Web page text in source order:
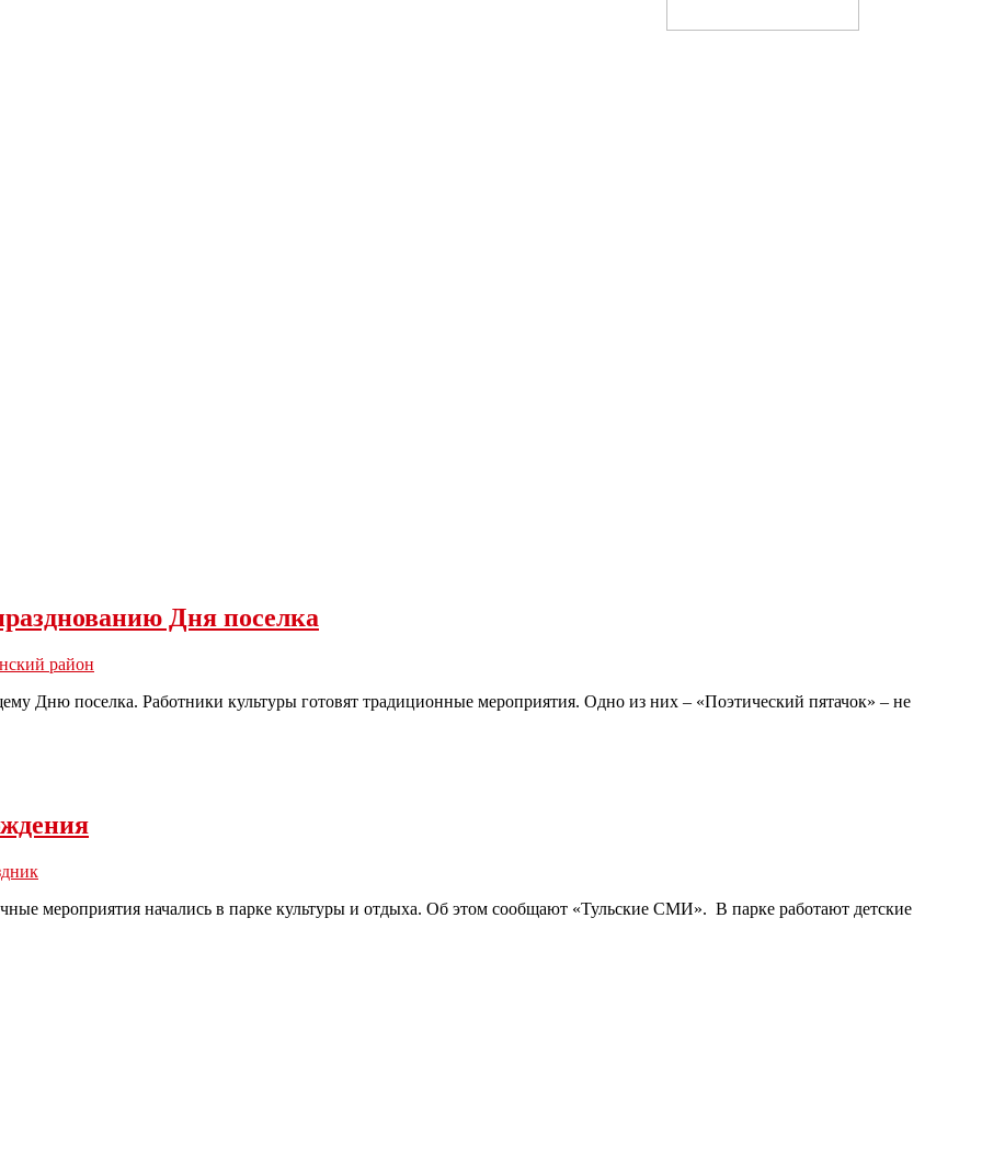
Дня поселка
район
Дню поселка. Работники культуры готовят традиционные мероприятия. Одно из них – «Поэтический пятачок» – не
мероприятия начались в парке культуры и отдыха. Об этом сообщают «Тульские СМИ». В парке работают детские